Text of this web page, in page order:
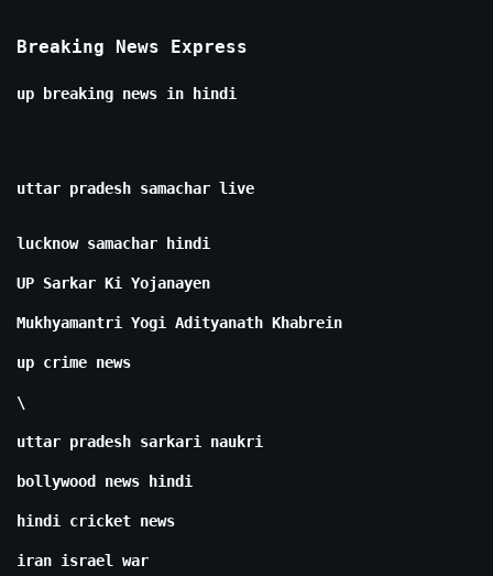
Breaking News Express
up breaking news in hindi
uttar pradesh samachar live
lucknow samachar hindi
UP Sarkar Ki Yojanayen
Mukhyamantri Yogi Adityanath Khabrein
up crime news
\
uttar pradesh sarkari naukri
bollywood news hindi
hindi cricket news
iran israel war